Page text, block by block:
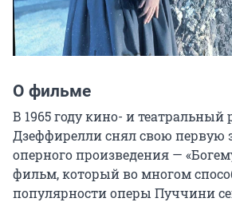
О фильме
В 1965 году кино- и
Дзеффирелли снял свою первую
оперного произведения —
фильм, который во многом
популярности оперы Пуччини